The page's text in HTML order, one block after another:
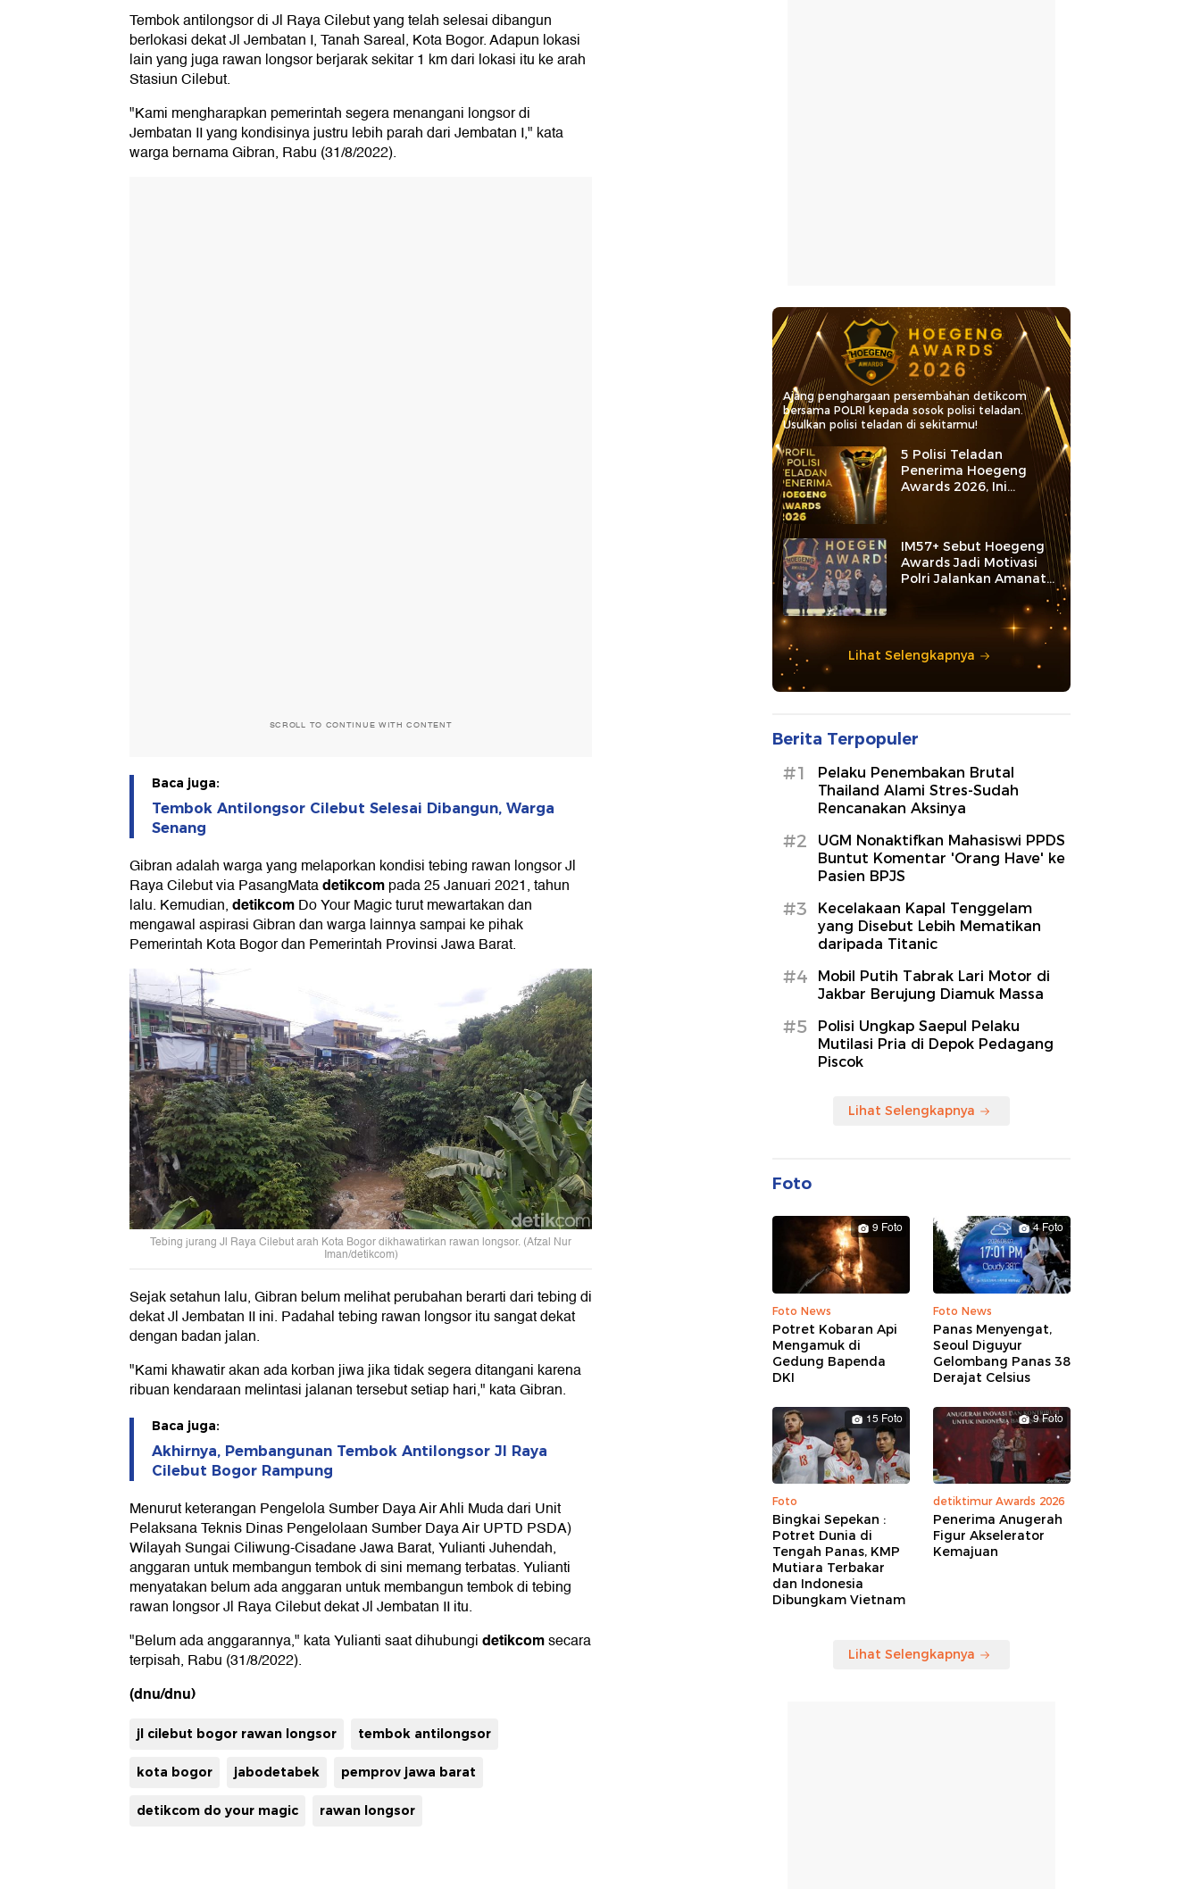
Tembok antilongsor di Jl Raya Cilebut yang telah selesai dibangun
berlokasi dekat Jl Jembatan I, Tanah Sareal, Kota Bogor. Adapun lokasi
lain yang juga rawan longsor berjarak sekitar 1 km dari lokasi itu ke arah
Stasiun Cilebut.
"Kami mengharapkan pemerintah segera menangani longsor di
Jembatan II yang kondisinya justru lebih parah dari Jembatan I," kata
warga bernama Gibran, Rabu (31/8/2022).
SCROLL TO CONTINUE WITH CONTENT
Baca juga:
Tembok Antilongsor Cilebut Selesai Dibangun, Warga
Senang
Gibran adalah warga yang melaporkan kondisi tebing rawan longsor Jl
Raya Cilebut via PasangMatadetikcompada 25 Januari 2021, tahun
lalu. Kemudian,detikcomDo Your Magic turut mewartakan dan
mengawal aspirasi Gibran dan warga lainnya sampai ke pihak
Pemerintah Kota Bogor dan Pemerintah Provinsi Jawa Barat.
Tebing jurang Jl Raya Cilebut arah Kota Bogor dikhawatirkan rawan longsor. (Afzal Nur
Iman/detikcom)
Sejak setahun lalu, Gibran belum melihat perubahan berarti dari tebing di
dekat Jl Jembatan II ini. Padahal tebing rawan longsor itu sangat dekat
dengan badan jalan.
"Kami khawatir akan ada korban jiwa jika tidak segera ditangani karena
ribuan kendaraan melintasi jalanan tersebut setiap hari," kata Gibran.
Baca juga:
Akhirnya, Pembangunan Tembok Antilongsor Jl Raya
Cilebut Bogor Rampung
Menurut keterangan Pengelola Sumber Daya Air Ahli Muda dari Unit
Pelaksana Teknis Dinas Pengelolaan Sumber Daya Air UPTD PSDA)
Wilayah Sungai Ciliwung-Cisadane Jawa Barat, Yulianti Juhendah,
anggaran untuk membangun tembok di sini memang terbatas. Yulianti
menyatakan belum ada anggaran untuk membangun tembok di tebing
rawan longsor Jl Raya Cilebut dekat Jl Jembatan II itu.
"Belum ada anggarannya," kata Yulianti saat dihubungidetikcomsecara
terpisah, Rabu (31/8/2022).
(dnu/dnu)
jl cilebut bogor rawan longsor tembok antilongsor
kota bogor jabodetabek pemprov jawa barat
detikcom do your magic rawan longsor
Ajang penghargaan persembahan detikcom
bersama POLRI kepada sosok polisi teladan.
Usulkan polisi teladan di sekitarmu!
5 Polisi Teladan
Penerima Hoegeng
Awards 2026, Ini
Kategori dan Kiprahnya
IM57+ Sebut Hoegeng
Awards Jadi Motivasi
Polri Jalankan Amanat
Lihat Selengkapnya
Berita Terpopuler
#1
Pelaku Penembakan Brutal
Thailand Alami Stres-Sudah
Rencanakan Aksinya
#2
UGM Nonaktifkan Mahasiswi PPDS
Buntut Komentar 'Orang Have' ke
Pasien BPJS
#3
Kecelakaan Kapal Tenggelam
yang Disebut Lebih Mematikan
daripada Titanic
#4
Mobil Putih Tabrak Lari Motor di
Jakbar Berujung Diamuk Massa
#5
Polisi Ungkap Saepul Pelaku
Mutilasi Pria di Depok Pedagang
Piscok
Lihat Selengkapnya
Foto
9 Foto
Foto News
Potret Kobaran Api
Mengamuk di
Gedung Bapenda
DKI
4 Foto
Foto News
Panas Menyengat,
Seoul Diguyur
Gelombang Panas 38
Derajat Celsius
15 Foto
Foto
Bingkai Sepekan :
Potret Dunia di
Tengah Panas, KMP
Mutiara Terbakar
dan Indonesia
Dibungkam Vietnam
9 Foto
detiktimur Awards 2026
Penerima Anugerah
Figur Akselerator
Kemajuan
Lihat Selengkapnya